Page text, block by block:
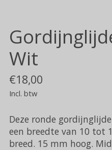
Wit
€18,00
Incl. btw
Deze ronde
een breedte van 10 tot
breed. 15 mm hoog.